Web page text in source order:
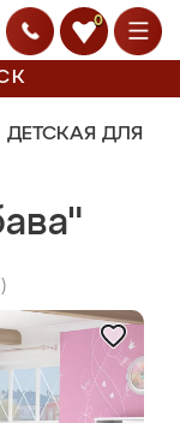
0
ДЕТСКАЯ ДЛЯ